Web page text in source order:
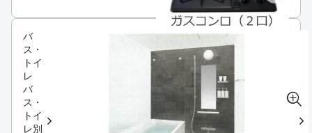
バ
ス・
トイ
レ
バ
ス・
トイ
レ別